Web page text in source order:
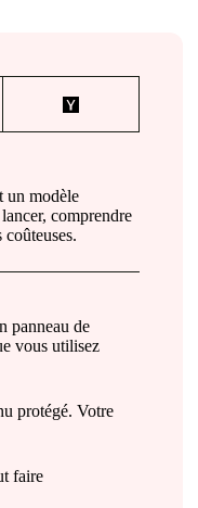
un modèle
comprendre
panneau de
vous utilisez
protégé. Votre
faire